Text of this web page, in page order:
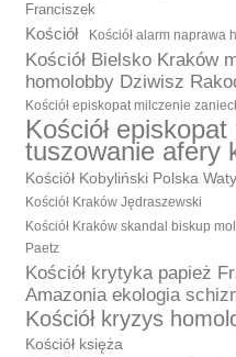
Franciszek
Kościół Kościół alarm naprawa
Kościół Bielsko Kraków
homolobby Dziwisz
Kościół episkopat milczenie
Kościół
tuszowanie afery
Kościół Kobyliński Polska
Kościół Kraków Jędraszewski
Kościół Kraków skandal biskup
Paetz
Kościół krytyka papież
Amazonia ekologia
Kościół kryzys
Kościół księża